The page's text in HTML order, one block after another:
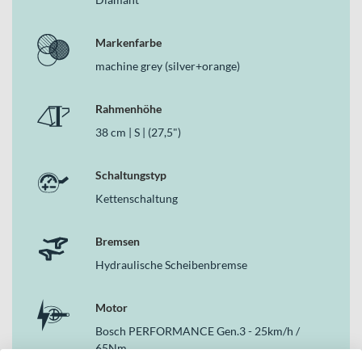
Suntour XCM coil 27.5" HLO Federgabel mit 100 mm
Federweg
Schwalbe Smart Sam K-Guard Reifen 57-584 für vielseitigen
Supernova TL3Z Rückleuchte
9-Gang-Kettenschaltung für flexible Übersetzungswahl
überzeugt
In der Klasse der E-MTB Hardtails bietet dir dieses Bike eine
Ausstattung. Der Aluminiumrahmen, die 100 mm Federgabel, das
kraftvolle Bosch System mit 500 Wh Akku und die zuverlässigen
dazwischenliegt. KTM zeigt hier, wie vielseitig ein modernes E-
Mountainbike Hardtail sein kann.
Markenfarbe
machine grey (silver+orange)
Rahmenhöhe
38 cm | S | (27,5")
Schaltungstyp
Kettenschaltung
Bremsen
Hydraulische Scheibenbremse
Motor
Bosch PERFORMANCE Gen.3 - 25km/h /
65Nm